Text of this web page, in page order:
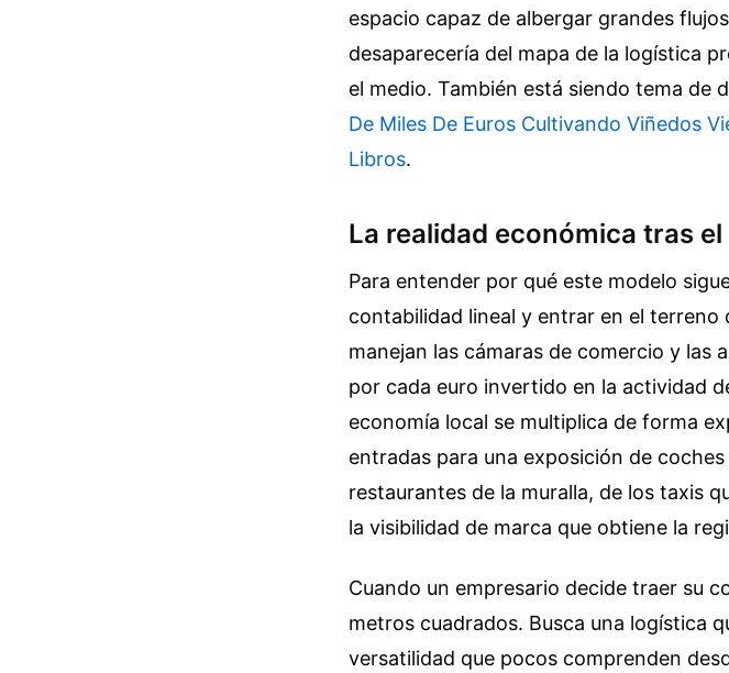
espacio capaz de albergar grandes
desaparecería del mapa de la logística
el medio. También está siendo tema de
De Miles De Euros Cultivando Viñedos
Libros.
La realidad económica tras
Para entender por qué este modelo
contabilidad lineal y entrar en el
manejan las cámaras de comercio y las
por cada euro invertido en la actividad
economía local se multiplica de forma
entradas para una exposición de
restaurantes de la muralla, de los taxis
la visibilidad de marca que obtiene la
Cuando un empresario decide traer su
metros cuadrados. Busca una logística
versatilidad que pocos comprenden